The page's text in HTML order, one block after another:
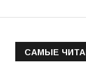
САМЫЕ